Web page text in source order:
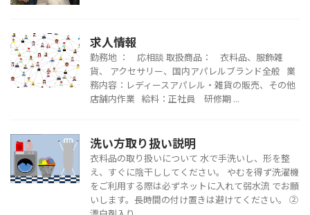
求人情報
勤務地 ： 応相談 取扱商品： 衣料品、服飾雑
貨、 アクセサリー、国内アパレルブランド全般 業
務内容：レディースアパレル・雑貨の販売、その他
店舗内作業 給料：正社員 研修期 ...
洗い方取り扱い説明
衣料品の取り扱いについて 水で手洗いし、形を整
え、すぐに陰干ししてください。 やむを得ず洗濯機
をご利用する際は必ずネットに入れて弱水流 でお願
いします。長時間の付け置きは避けてください。 ②